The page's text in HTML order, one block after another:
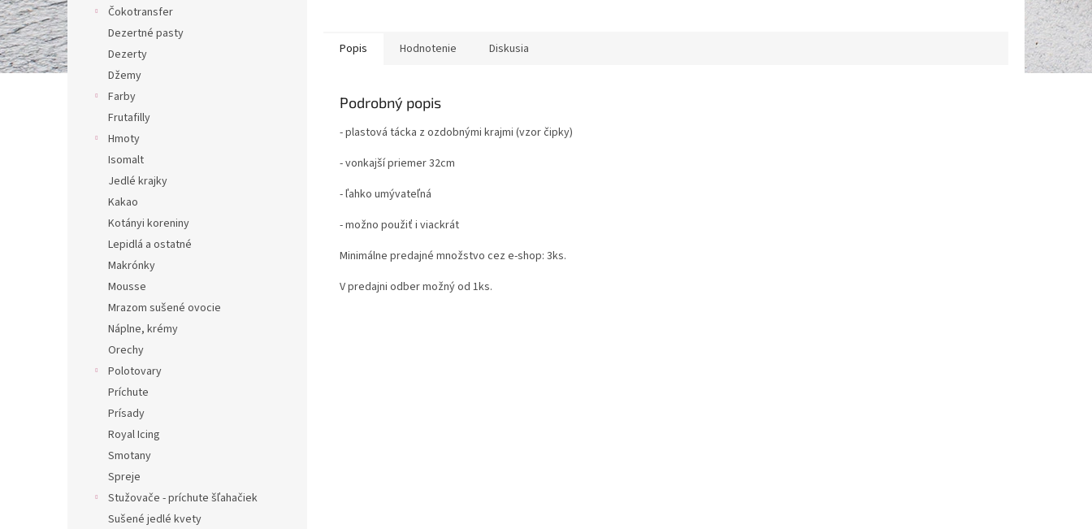
Čokotransfer
Dezertné pasty
Dezerty
Džemy
Farby
Frutafilly
Hmoty
Isomalt
Jedlé krajky
Kakao
Kotányi koreniny
Lepidlá a ostatné
Makrónky
Mousse
Mrazom sušené ovocie
Náplne, krémy
Orechy
Polotovary
Príchute
Prísady
Royal Icing
Smotany
Spreje
Stužovače - príchute šľahačiek
Sušené jedlé kvety
Popis Hodnotenie Diskusia
Podrobný popis
- plastová tácka z ozdobnými krajmi (vzor čipky)
- vonkajší priemer 32cm
- ľahko umývateľná
- možno použiť i viackrát
Minimálne predajné množstvo cez e-shop: 3ks.
V predajni odber možný od 1ks.